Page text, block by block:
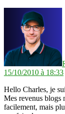
15/10/2010 à 18:33
Hello Charles, je
Mes revenus blogs
facilement, mais